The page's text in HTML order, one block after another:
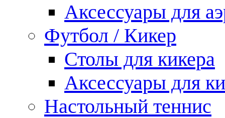
Аксессуары для
Футбол / Кикер
Столы для кикера
Аксессуары для
Настольный теннис